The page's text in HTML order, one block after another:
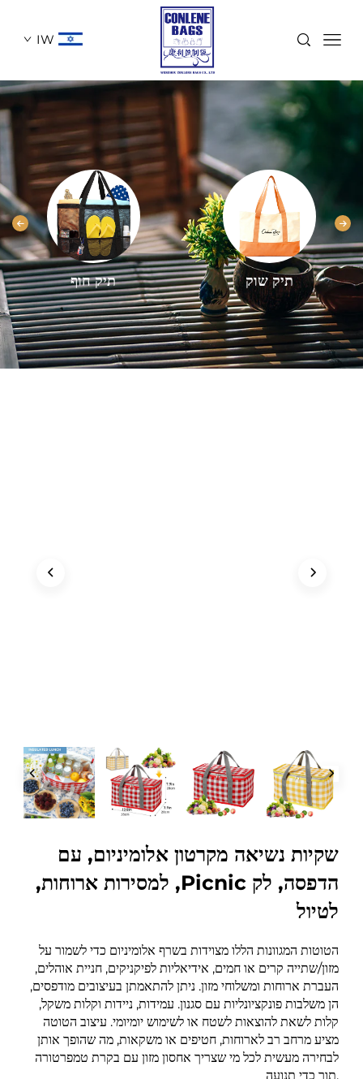
IW
תיק שוק תיק חוף
שקיות נשיאה מקרטון אלומיניום, עם
הדפסה, לק Picnic, למסירות ארוחות,
לטיול
הטוטות המגוונות הללו מצוידות בשרף אלומיניום כדי לשמור על
מזון/שתייה קרים או חמים, אידיאליות לפיקניקים, חניית אוהלים,
העברת ארוחות ומשלוחי מזון. ניתן להתאמתן בעיצובים מודפסים,
הן משלבות פונקציונליות עם סגנון. עמידות, ניידות וקלות משקל,
קלות לשאת להוצאות לשטח או לשימוש יומיומי. עיצוב הטוטה
מציע מרחב רב לארוחות, חטיפים או משקאות, מה שהופך אותן
לבחירה מעשית לכל מי שצריך אחסון מזון עם בקרת טמפרטורה
תוך כדי תנועה.